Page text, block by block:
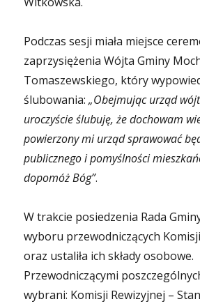
Podczas sesji miała miejsce
zaprzysiężenia Wójta Gminy
Tomaszewskiego, który
ślubowania:„Obejmując urząd
uroczyście ślubuję, że dochowam
powierzony mi urząd sprawować
publicznego i pomyślności
dopomóż Bóg”.
W trakcie posiedzenia Rada
wyboru przewodniczących
oraz ustaliła ich składy osobowe.
Przewodniczącymi
wybrani: Komisji Rewizyjnej –